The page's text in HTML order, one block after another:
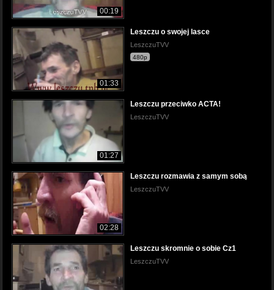
00:19
01:33
Leszczu o swojej lasce
LeszczuTVV
480p
01:27
Leszczu przeciwko ACTA!
LeszczuTVV
02:28
Leszczu rozmawia z samym sobą
LeszczuTVV
Leszczu skromnie o sobie Cz1
LeszczuTVV